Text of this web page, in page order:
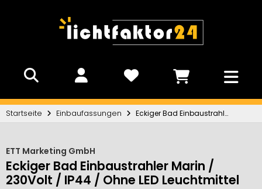
Startseite Einbaufassungen Eckiger Bad Einbaustrahler Marin / 230Volt / IP44 / Ohne LED Leuchtmittel
ETT Marketing GmbH
Eckiger Bad Einbaustrahler Marin /
230Volt / IP44 / Ohne LED Leuchtmittel